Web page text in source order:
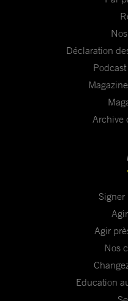
Déclaration
Archive
Signer
Agir
Nos
Education